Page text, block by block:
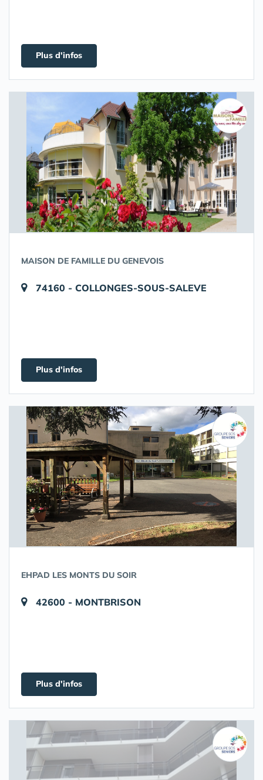
Plus d'infos
MAISON DE FAMILLE DU GENEVOIS
74160 - COLLONGES-SOUS-SALEVE
Plus d'infos
EHPAD LES MONTS DU SOIR
42600 - MONTBRISON
Plus d'infos